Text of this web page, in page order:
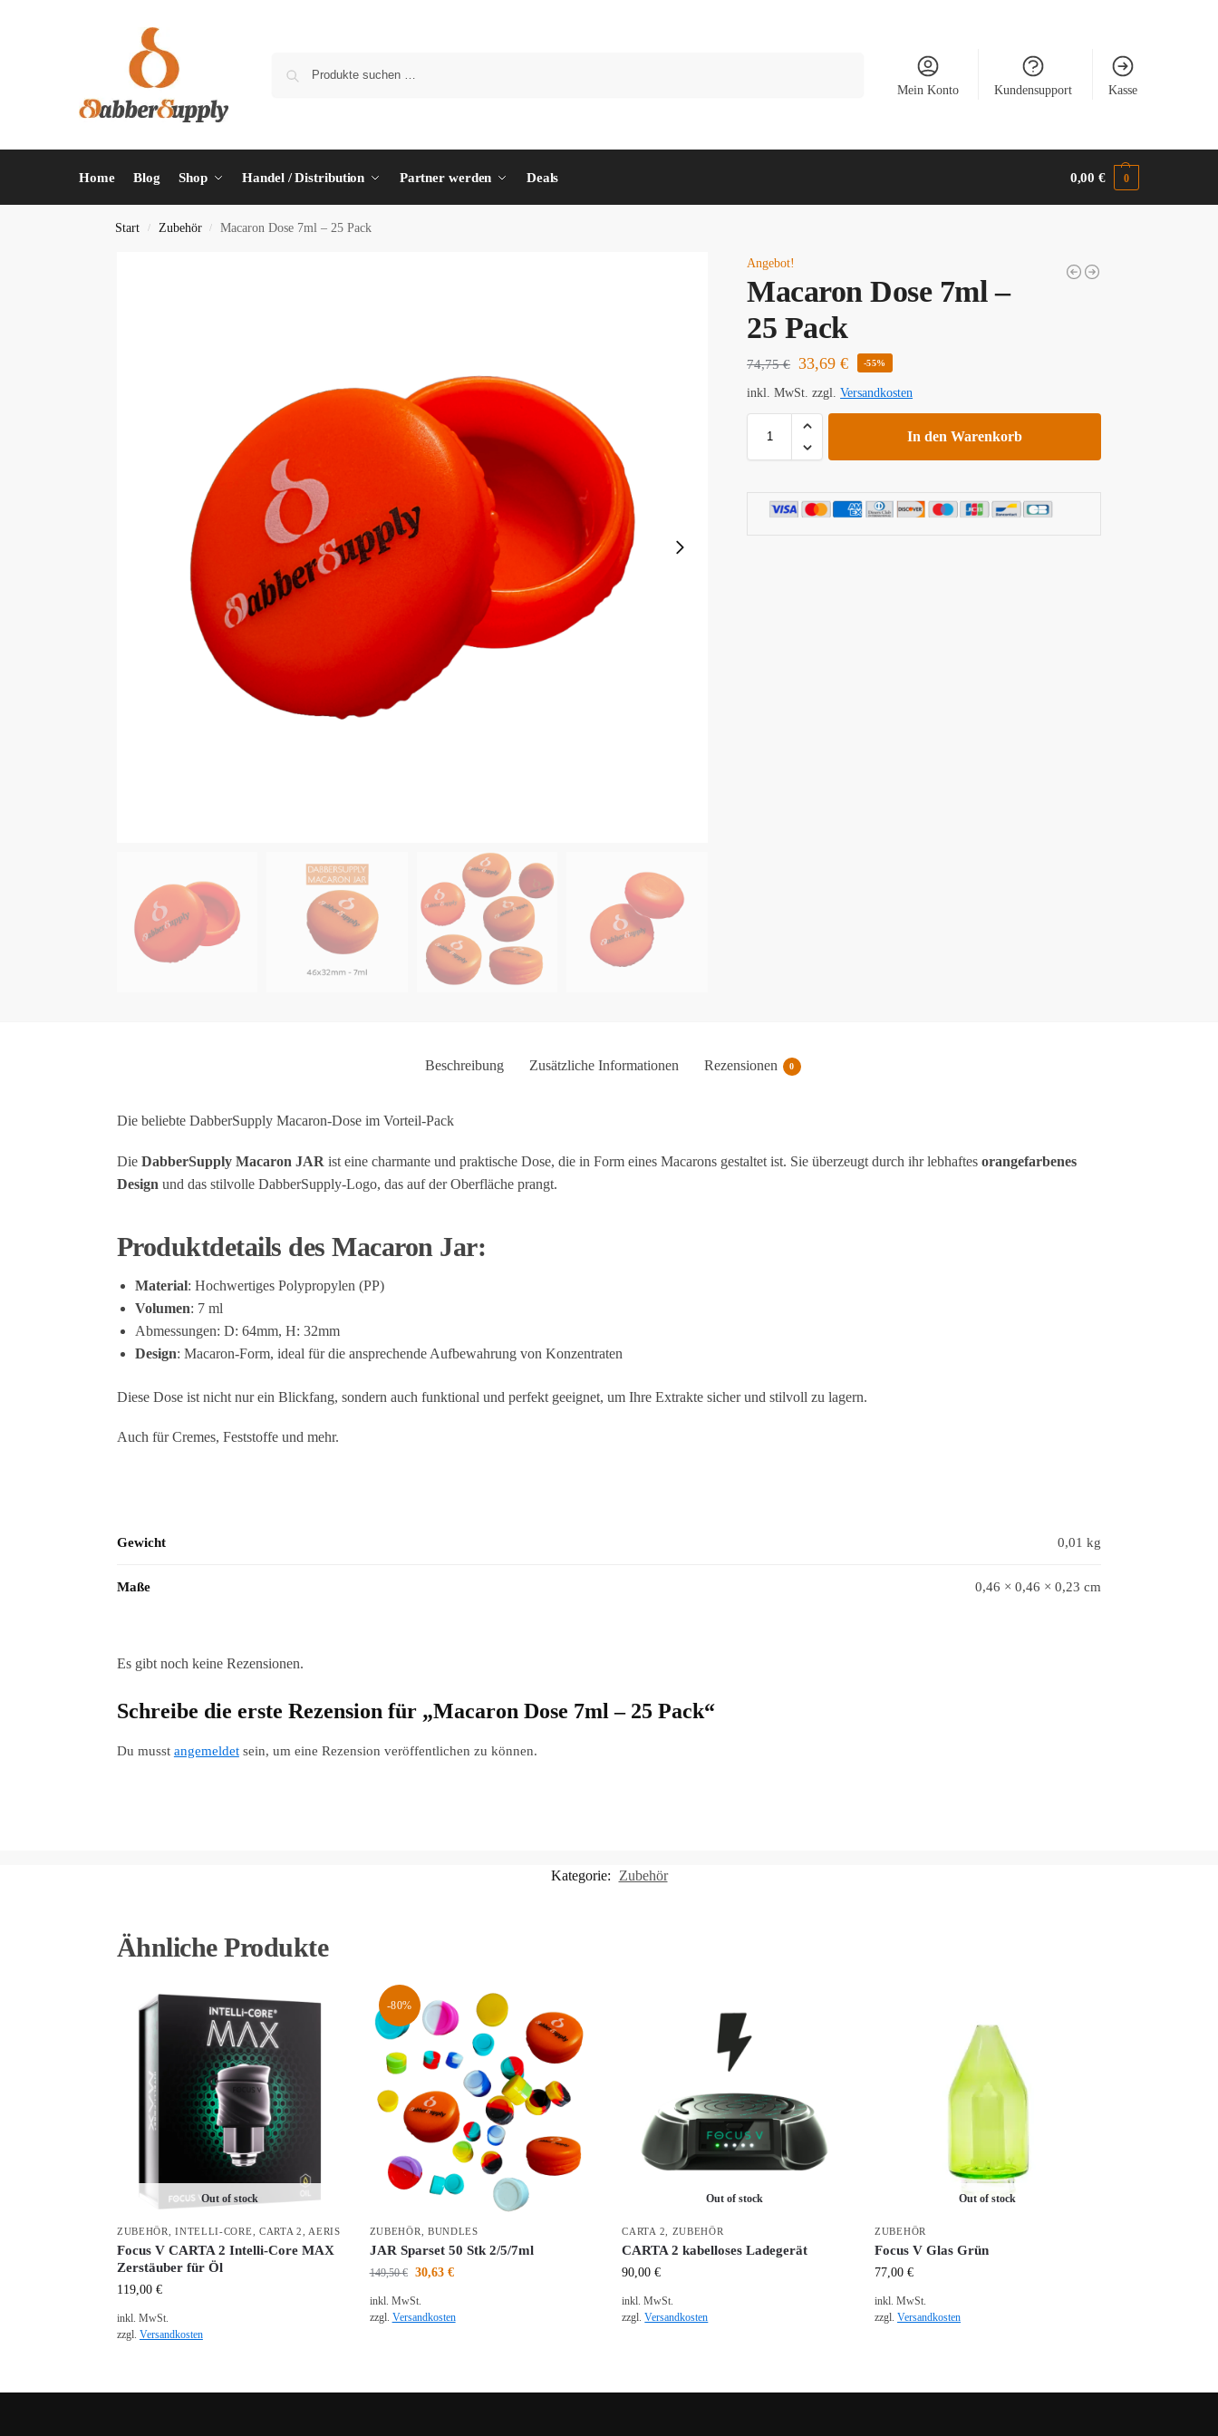
Mein Konto Kundensupport Kasse
Home Blog Shop Handel / Distribution Partner werden Deals 0,00€ 0
Start / Zubehör / Macaron Dose 7ml – 25 Pack
Angebot!
Macaron Dose 7ml –
25 Pack
74,75€ 33,69€ -55%
inkl. MwSt. zzgl.Versandkosten
In den Warenkorb
Beschreibung Zusätzliche Informationen Rezensionen 0
Die beliebte DabberSupply Macaron-Dose im Vorteil-Pack
Die DabberSupply Macaron JAR ist eine charmante und praktische Dose, die in Form eines Macarons gestaltet ist. Sie überzeugt durch ihr lebhaftes orangefarbenes
Design und das stilvolle DabberSupply-Logo, das auf der Oberfläche prangt.
Produktdetails des Macaron Jar:
Material: Hochwertiges Polypropylen (PP)
Volumen: 7 ml
Abmessungen: D: 64mm, H: 32mm
Design: Macaron-Form, ideal für die ansprechende Aufbewahrung von Konzentraten
Diese Dose ist nicht nur ein Blickfang, sondern auch funktional und perfekt geeignet, um Ihre Extrakte sicher und stilvoll zu lagern.
Auch für Cremes, Feststoffe und mehr.
Gewicht 0,01 kg
Maße 0,46 × 0,46 × 0,23 cm
Es gibt noch keine Rezensionen.
Schreibe die erste Rezension für „Macaron Dose 7ml – 25 Pack“
Du musst angemeldetsein, um eine Rezension veröffentlichen zu können.
Kategorie: Zubehör
Ähnliche Produkte
Out of stock
ZUBEHÖR,INTELLI-CORE, CARTA 2,AERIS
Focus V CARTA 2 Intelli-Core MAX
Zerstäuber für Öl
119,00 €
inkl. MwSt.
zzgl. Versandkosten
-80%
ZUBEHÖR, BUNDLES
JAR Sparset 50 Stk 2/5/7ml
149,50€ 30,63 €
inkl. MwSt.
zzgl. Versandkosten
Out of stock
CARTA 2, ZUBEHÖR
CARTA 2 kabelloses Ladegerät
90,00€
inkl. MwSt.
zzgl.Versandkosten
Out of stock
ZUBEHÖR
Focus V Glas Grün
77,00€
inkl. MwSt.
zzgl.Versandkosten